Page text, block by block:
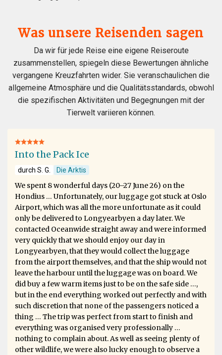
Was unsere Reisenden sagen
Da wir für jede Reise eine eigene Reiseroute
zusammenstellen, spiegeln diese Bewertungen ähnliche
vergangene Kreuzfahrten wider. Sie veranschaulichen die
allgemeine Atmosphäre und die Qualitätsstandards, obwohl
die spezifischen Aktivitäten und Begegnungen mit der
Tierwelt variieren können.
Into the Pack Ice
durch S. G. Die Arktis
We spent 8 wonderful days (20–27 June 26) on the
Hondius … Unfortunately, our luggage got stuck at Oslo
Airport, which was all the more unfortunate as it could
only be delivered to Longyearbyen a day later. We
contacted Oceanwide straight away and were informed
very quickly that we should enjoy our day in
Longyearbyen, that they would collect the luggage
from the airport themselves, and that the ship would not
leave the harbour until the luggage was on board. We
did buy a few warm items just to be on the safe side …,
but in the end everything worked out perfectly and with
such discretion that none of the passengers noticed a
thing … The trip was perfect from start to finish and
everything was organised very professionally …
nothing to complain about. As well as seeing plenty of
other wildlife, we were also lucky enough to observe a